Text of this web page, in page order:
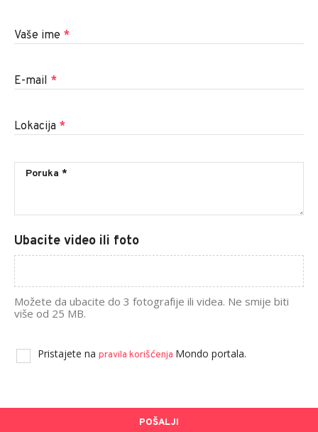
Vaše ime *
E-mail *
Lokacija *
Ubacite video ili foto
Možete da ubacite do 3 fotografije ili videa. Ne smije biti
više od 25 MB.
Pristajete na pravila korišćenja Mondo portala.
POŠALJI